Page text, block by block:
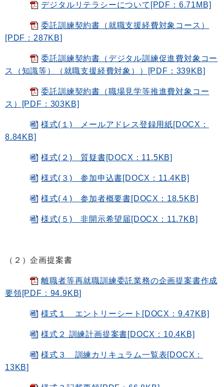
デジタルリテラシーについて[PDF：6.71MB]
委託訓練契約書（就職支援経費対象コース）
[PDF：287KB]
委託訓練契約書（デジタル訓練促進費対象コー
ス（知識等）（就職支援経費対象））[PDF：339KB]
委託訓練契約書（職場見学等推進費対象コー
ス）[PDF：303KB]
様式(１) メールアドレス登録用紙[DOCX：
8.84KB]
様式(２) 質疑書[DOCX：11.5KB]
様式(３) 参加申込書[DOCX：11.4KB]
様式(４) 参加者概要書[DOCX：18.5KB]
様式(５) 非開示希望届[DOCX：11.7KB]
（２）企画提案書
離職者等再就職訓練委託業務の企画提案書作成
要領[PDF：94.9KB]
様式１ エントリーシート[DOCX：9.47KB]
様式２ 訓練計画提案書[DOCX：10.4KB]
様式３ 訓練カリキュラム一覧表[DOCX：
13KB]